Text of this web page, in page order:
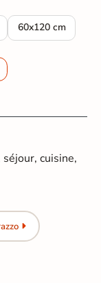
30x60 cm
Terrazzo
60x120 cm
Carrelage effet
cuisine,